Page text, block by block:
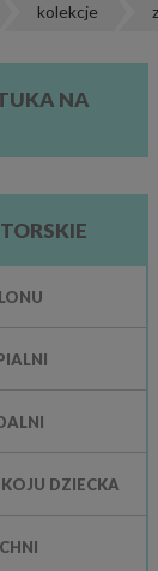
kolekcje
NA
DZIECKA